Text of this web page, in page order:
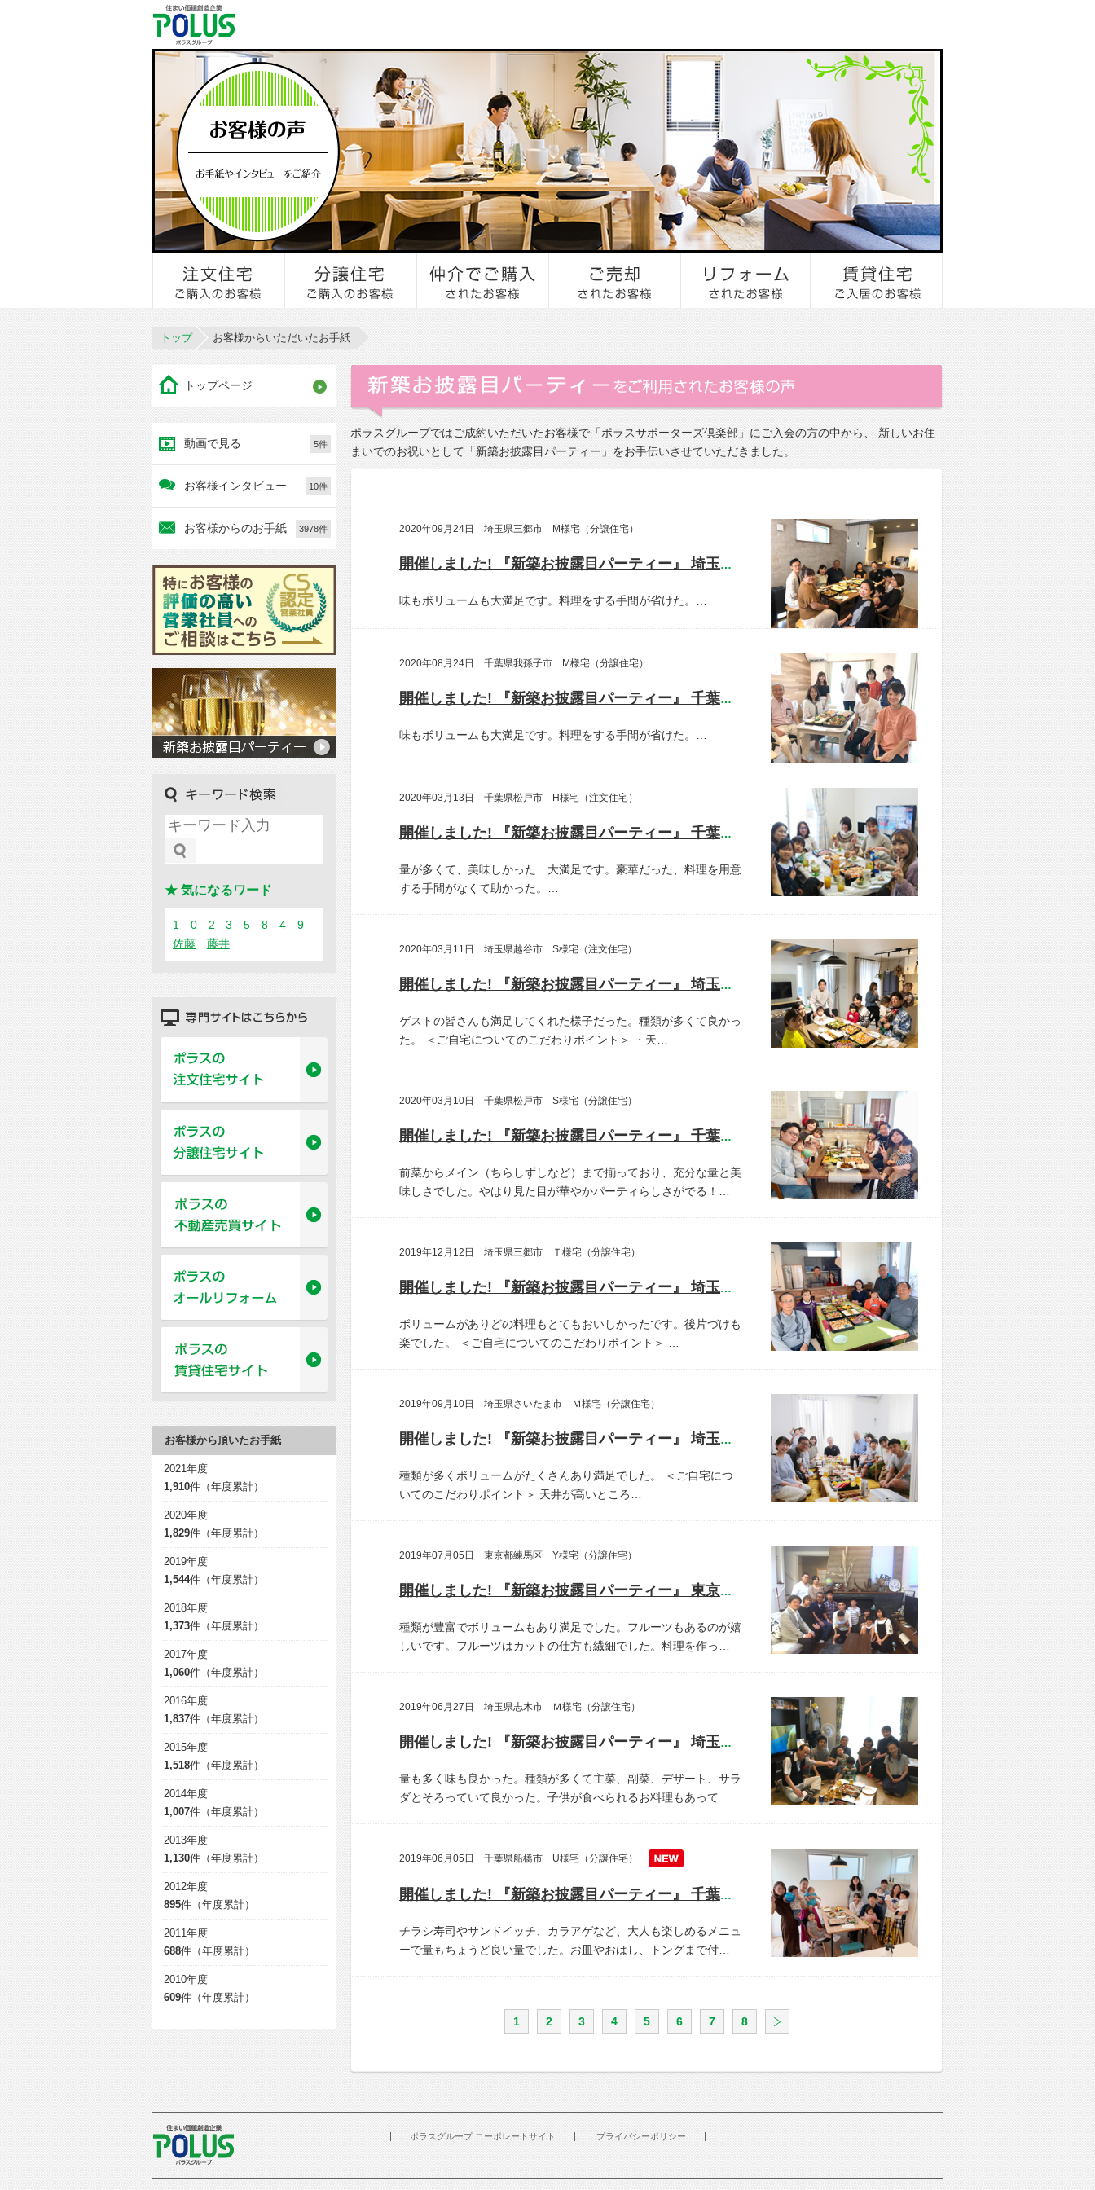
トップ お客様からいただいたお手紙
ポラスグループではご成約いただいたお客様で「ポラスサポーターズ倶楽部」にご入会の方の中から、 新しいお住
まいでのお祝いとして「新築お披露目パーティー」をお手伝いさせていただきました。
2020年09月24日 埼玉県三郷市 M様宅（分譲住宅）
開催しました! 『新築お披露目パーティー』 埼玉県三郷市 M様宅
味もボリュームも大満足です。料理をする手間が省けた。…
2020年08月24日 千葉県我孫子市 M様宅（分譲住宅）
開催しました! 『新築お披露目パーティー』 千葉県我孫子市 M様宅
味もボリュームも大満足です。料理をする手間が省けた。…
2020年03月13日 千葉県松戸市 H様宅（注文住宅）
開催しました! 『新築お披露目パーティー』 千葉県松戸市 H様宅
量が多くて、美味しかった 大満足です。豪華だった、料理を用意
する手間がなくて助かった。…
2020年03月11日 埼玉県越谷市 S様宅（注文住宅）
開催しました! 『新築お披露目パーティー』 埼玉県越谷市 S様宅
ゲストの皆さんも満足してくれた様子だった。種類が多くて良かっ
た。
＜ご自宅についてのこだわりポイント＞ ・天…
2020年03月10日 千葉県松戸市 S様宅（分譲住宅）
開催しました! 『新築お披露目パーティー』 千葉県松戸市 S様宅
前菜からメイン（ちらしずしなど）まで揃っており、充分な量と美
味しさでした。やはり見た目が華やかパーティらしさがでる！…
2019年12月12日 埼玉県三郷市 Ｔ様宅（分譲住宅）
開催しました! 『新築お披露目パーティー』 埼玉県三郷市 T様宅
ボリュームがありどの料理もとてもおいしかったです。後片づけも
楽でした。
＜ご自宅についてのこだわりポイント＞
2019年09月10日 埼玉県さいたま市 Ｍ様宅（分譲住宅）
開催しました! 『新築お披露目パーティー』 埼玉県さいたま市 M様宅
種類が多くボリュームがたくさんあり満足でした。
＜ご自宅につ
いてのこだわりポイント＞ 天井が高いところ…
2019年07月05日 東京都練馬区 Y様宅（分譲住宅）
開催しました! 『新築お披露目パーティー』 東京都練馬区 Y様宅
種類が豊富でボリュームもあり満足でした。フルーツもあるのが嬉
しいです。フルーツはカットの仕方も繊細でした。料理を作っ…
2019年06月27日 埼玉県志木市 Ｍ様宅（分譲住宅）
開催しました! 『新築お披露目パーティー』 埼玉県志木市 M様宅
量も多く味も良かった。種類が多くて主菜、副菜、デザート、サラ
ダとそろっていて良かった。子供が食べられるお料理もあって…
2019年06月05日 千葉県船橋市 U様宅（分譲住宅）
開催しました! 『新築お披露目パーティー』 千葉県船橋市 U様宅
チラシ寿司やサンドイッチ、カラアゲなど、大人も楽しめるメニュ
ーで量もちょうど良い量でした。お皿やおはし、トングまで付…
1 2 3 4 5 6 7 8
トップページ
動画で見る 5件
お客様インタビュー 10件
お客様からのお手紙 3978件
★ 気になるワード
1 0 2 3 5 8 4
9
佐藤
藤井
お客様から頂いたお手紙
2021年度
1,910件（年度累計）
2020年度
1,829件（年度累計）
2019年度
1,544件（年度累計）
2018年度
1,373件（年度累計）
2017年度
1,060件（年度累計）
2016年度
1,837件（年度累計）
2015年度
1,518件（年度累計）
2014年度
1,007件（年度累計）
2013年度
1,130件（年度累計）
2012年度
895件（年度累計）
2011年度
688件（年度累計）
2010年度
609件（年度累計）
ポラスグループ コーポレートサイト
プライバシーポリシー